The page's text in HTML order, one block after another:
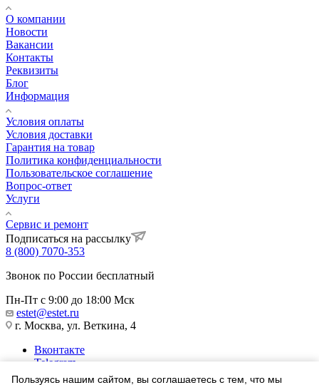
О компании
Новости
Вакансии
Контакты
Реквизиты
Блог
Информация
Условия оплаты
Условия доставки
Гарантия на товар
Политика конфиденциальности
Пользовательское соглашение
Вопрос-ответ
Услуги
Сервис и ремонт
Подписаться на рассылку
8 (800) 7070-353
Звонок по России бесплатный
Пн-Пт с 9:00 до 18:00 Мск
estet@estet.ru
г. Москва, ул. Веткина, 4
Вконтакте
Telegram
Одноклассники
Пользуясь нашим сайтом, вы соглашаетесь с тем, что мы